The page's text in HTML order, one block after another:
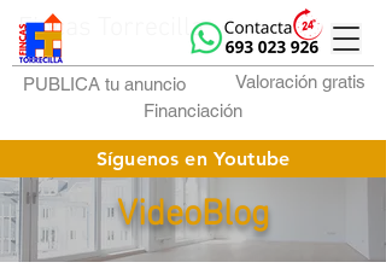
Fincas Torrecilla
PUBLICA tu anuncio
Valoración gratis
Financiación
Síguenos en Youtube
VideoBlog